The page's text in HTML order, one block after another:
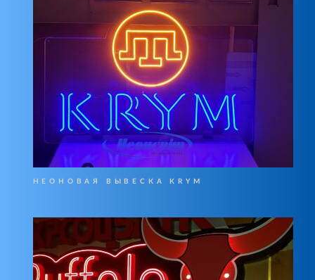
НЕОНОВАЯ ВЫВЕСКА KRYM